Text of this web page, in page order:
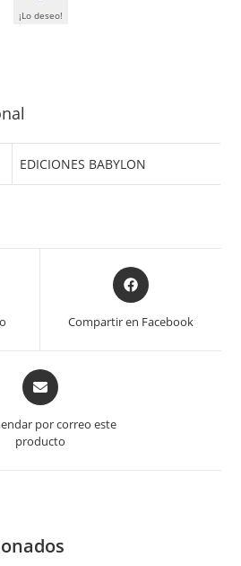
¡Lo deseo!
EDICIONES BABYLON
Opens
in
a
new
Compartir en Facebook
Opens
in
new
por correo este
producto